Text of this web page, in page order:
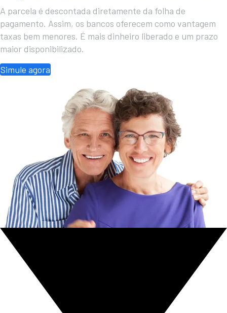
A parcela é descontada diretamente da folha de
pagamento. Assim, os bancos oferecem como vantagem
taxas bem menores. É mais dinheiro liberado e um prazo
maior disponibilizado.
Simule agora